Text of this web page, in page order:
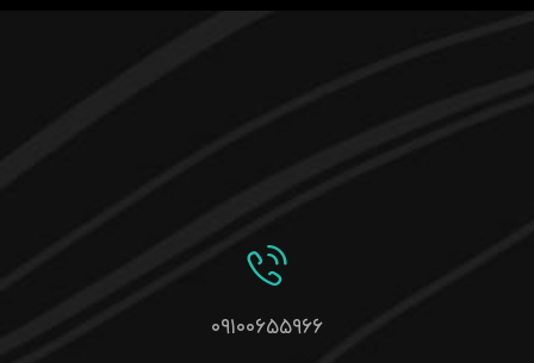
۰۹۱۰۰۶۵۵۹۶۶